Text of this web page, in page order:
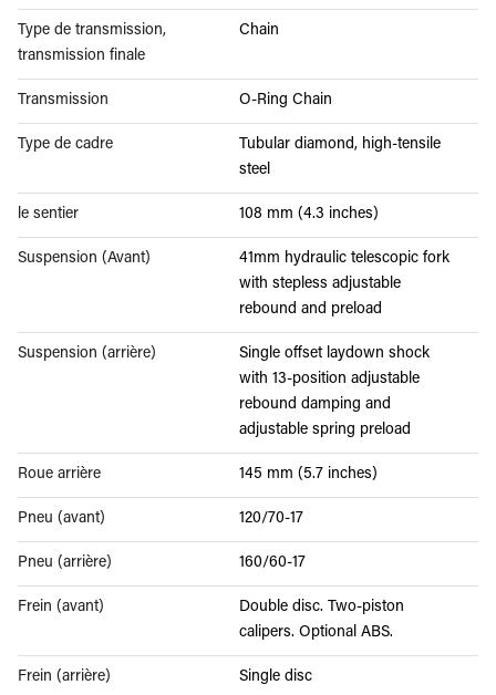
Type de transmission,
transmission finale
Chain
Transmission O-Ring Chain
Type de cadre
Tubular diamond, high-tensile
steel
le sentier 108 mm (4.3 inches)
Suspension (Avant)
41mm hydraulic telescopic fork
with stepless adjustable
rebound and preload
Suspension (arrière)
Single offset laydown shock
with 13-position adjustable
rebound damping and
adjustable spring preload
Roue arrière 145 mm (5.7 inches)
Pneu (avant) 120/70-17
Pneu (arrière) 160/60-17
Frein (avant)
Double disc. Two-piston
calipers. Optional ABS.
Frein (arrière) Single disc